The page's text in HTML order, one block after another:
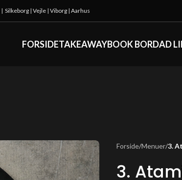
| Silkeborg | Vejle | Viborg | Aarhus
FORSIDETAKEAWAYBOOK BORDAD
Forside/Menuer/3.
3.